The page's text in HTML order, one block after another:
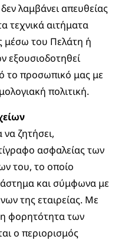
λαμβάνει απευθείας
τεχνικά αιτήματα
μέσω του Πελάτη ή
εξουσιοδοτηθεί
το προσωπικό μας με
πολιτική.
ζητήσει,
ασφαλείας των
του, το οποίο
και σύμφωνα με
της εταιρείας. Με
η φορητότητα των
ο περιορισμός